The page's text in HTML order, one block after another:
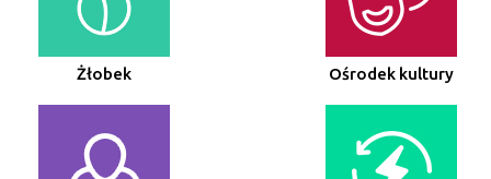
Żłobek Ośrodek kultury